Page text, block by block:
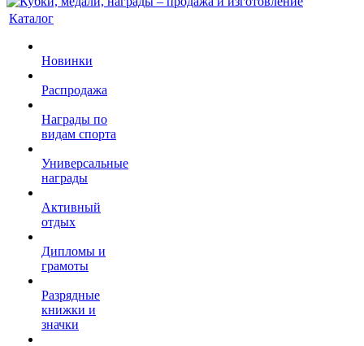
Каталог
Новинки
Распродажа
Награды по
видам спорта
Универсальные
награды
Активный
отдых
Дипломы и
грамоты
Разрядные
книжки и
значки